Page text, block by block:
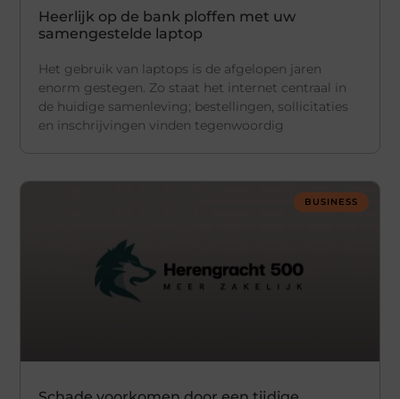
Heerlijk op de bank ploffen met uw
samengestelde laptop
Het gebruik van laptops is de afgelopen jaren
enorm gestegen. Zo staat het internet centraal in
de huidige samenleving; bestellingen, sollicitaties
en inschrijvingen vinden tegenwoordig
BUSINESS